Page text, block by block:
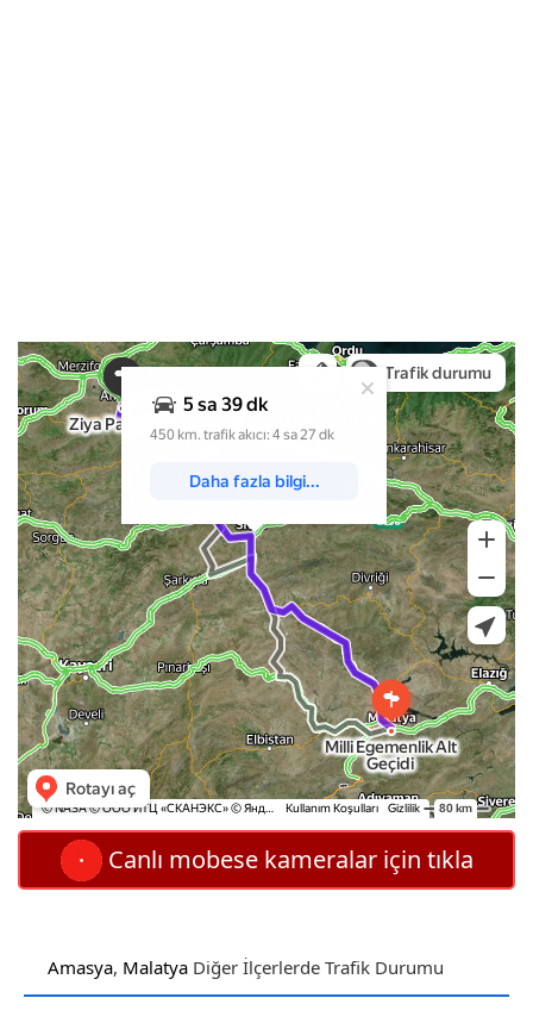
Canlı mobese kameralar için tıkla
Amasya, Malatya Diğer İlçerlerde Trafik Durumu